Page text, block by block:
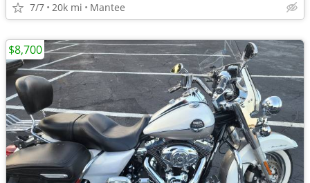
7/7 20k mi Mantee
$8,700